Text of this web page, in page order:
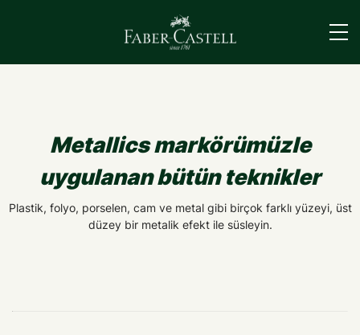
Metallics markörümüzle
uygulanan bütün teknikler
Plastik, folyo, porselen, cam ve metal gibi birçok farklı yüzeyi, üst
düzey bir metalik efekt ile süsleyin.